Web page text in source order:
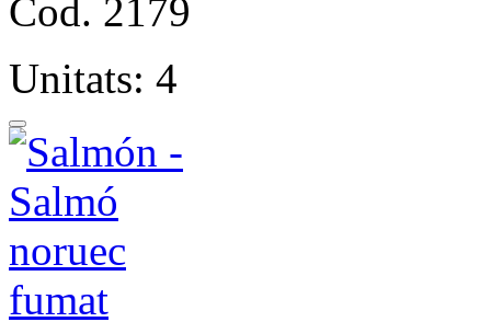
Cod. 2179
Unitats: 4